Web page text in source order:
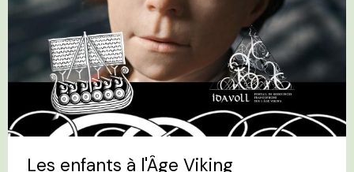
Les enfants à l'Âge Viking